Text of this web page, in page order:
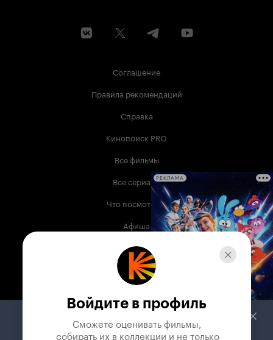
Соглашение
Правила рекомендаций
Справка
Кинопоиск PRO
Все фильмы
Все сериалы
Что посмотреть
Афиша
Музыка
Телепрограмма
Служба поддержки
РЕКЛАМА
Войдите в профиль
Сможете оценивать фильмы,
собирать их в коллекции и не только